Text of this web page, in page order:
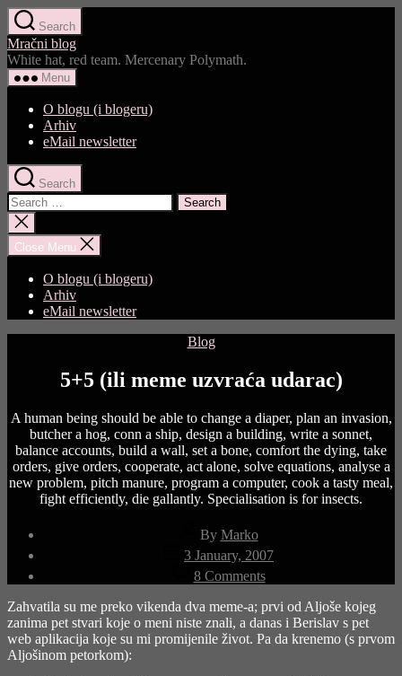
Skip
to
the
content
Search
Mračni blog
White hat, red team. Mercenary Polymath.
Menu
O blogu (i blogeru)
Arhiv
eMail newsletter
Search
Search
for:
Close
search
Close Menu
O blogu (i blogeru)
Arhiv
eMail newsletter
Categories
Blog
5+5 (ili meme uzvraća udarac)
A human being should be able to change a diaper, plan an invasion,
butcher a hog, conn a ship, design a building, write a sonnet,
balance accounts, build a wall, set a bone, comfort the dying, take
orders, give orders, cooperate, act alone, solve equations, analyse a
new problem, pitch manure, program a computer, cook a tasty meal,
fight efficiently, die gallantly. Specialisation is for insects.
Post
author
By Marko
Post
date
3 January, 2007
8 Commentson
5+5
(ili
meme
uzvraća
Zahvatila su me preko vikenda dva meme-a; prvi od Aljoše kojeg
zanima pet stvari koje o meni niste znali, a danas i Berislav s pet
web aplikacija koje su mi promijenile život. Pa da krenemo (s prvom
Aljošinom petorkom):